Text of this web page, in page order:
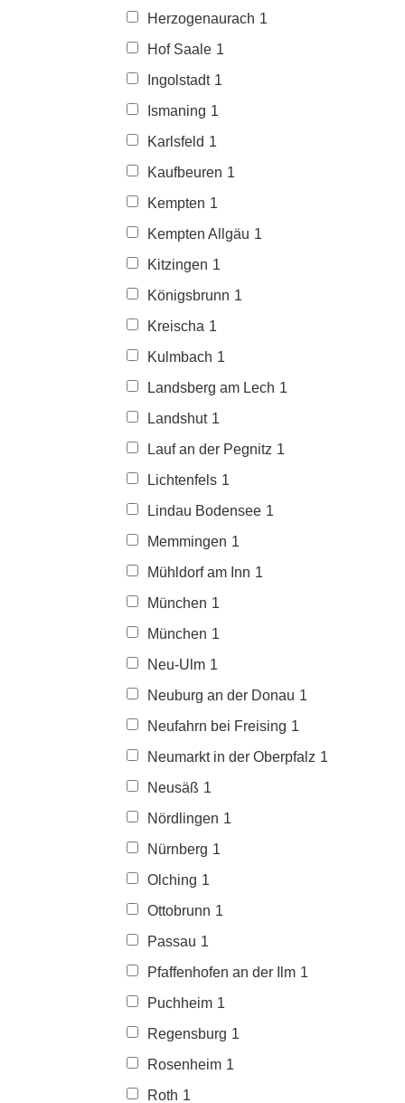
Herzogenaurach 1
Hof Saale 1
Ingolstadt 1
Ismaning 1
Karlsfeld 1
Kaufbeuren 1
Kempten 1
Kempten Allgäu 1
Kitzingen 1
Königsbrunn 1
Kreischa 1
Kulmbach 1
Landsberg am Lech 1
Landshut 1
Lauf an der Pegnitz 1
Lichtenfels 1
Lindau Bodensee 1
Memmingen 1
Mühldorf am Inn 1
München 1
München 1
Neu-Ulm 1
Neuburg an der Donau 1
Neufahrn bei Freising 1
Neumarkt in der Oberpfalz 1
Neusäß 1
Nördlingen 1
Nürnberg 1
Olching 1
Ottobrunn 1
Passau 1
Pfaffenhofen an der Ilm 1
Puchheim 1
Regensburg 1
Rosenheim 1
Roth 1